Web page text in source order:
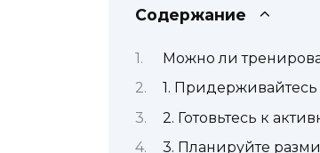
Содержание
Можно ли
1.
2. Готовьтесь к
3. Планируйте